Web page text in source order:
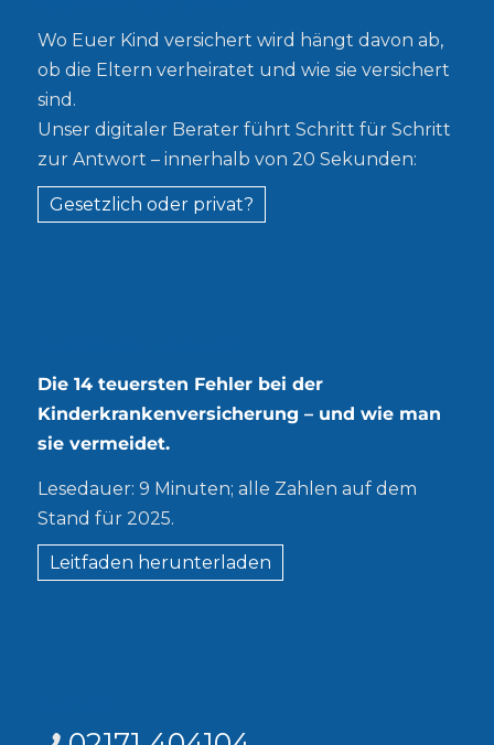
Wo Euer Kind versichert wird hängt davon ab,
ob die Eltern verheiratet und wie sie versichert
sind.
Unser digitaler Berater führt Schritt für Schritt
zur Antwort – innerhalb von 20 Sekunden:
Gesetzlich oder privat?
Die 14 teuersten Fehler bei der
Kinderkrankenversicherung – und wie man
sie vermeidet.
Lesedauer: 9 Minuten; alle Zahlen auf dem
Stand für 2025.
Leitfaden herunterladen